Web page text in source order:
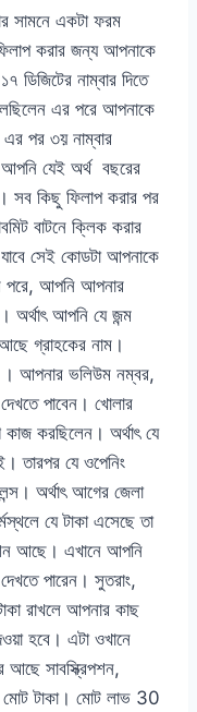
সামনে একটা ফরম
করার জন্য আপনাকে
নাম্বার দিতে
এর পরে আপনাকে
পর ৩য় নাম্বার
যেই অর্থ বছরের
সব কিছু ফিলাপ করার পর
বাটনে ক্লিক করার
সেই কোডটা আপনাকে
পরে, আপনি আপনার
অর্থাৎ আপনি যে জন্ম
গ্রাহকের নাম।
। আপনার ভলিউম নম্বর,
পাবেন। খোলার
করছিলেন। অর্থাৎ যে
তারপর যে ওপেনিং
অর্থাৎ আগের জেলা
যে টাকা এসেছে তা
আছে। এখানে আপনি
পারেন। সুতরাং,
রাখলে আপনার কাছ
হবে। এটা ওখানে
সাবস্ক্রিপশন,
মোট টাকা। মোট লাভ 30